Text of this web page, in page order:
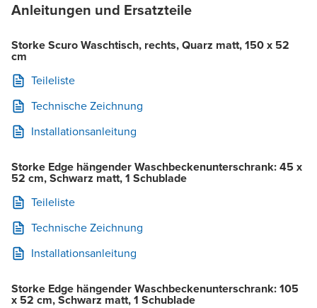
Anleitungen und Ersatzteile
Storke Scuro Waschtisch, rechts, Quarz matt, 150 x 52
cm
Teileliste
Technische Zeichnung
Installationsanleitung
Storke Edge hängender Waschbeckenunterschrank: 45 x
52 cm, Schwarz matt, 1 Schublade
Teileliste
Technische Zeichnung
Installationsanleitung
Storke Edge hängender Waschbeckenunterschrank: 105
x 52 cm, Schwarz matt, 1 Schublade